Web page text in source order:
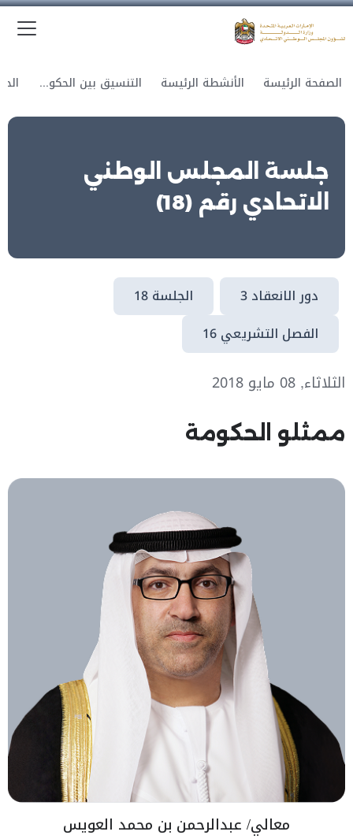
الصفحة الرئيسة الأنشطة الرئيسة التنسيق بين الحكومة والمجلس
جلسة المجلس الوطني
الاتحادي رقم (18)
دور الانعقاد 3
الجلسة 18
الفصل التشريعي 16
الثلاثاء, 08 مايو 2018
ممثلو الحكومة
معالي/ عبدالرحمن بن محمد العويس